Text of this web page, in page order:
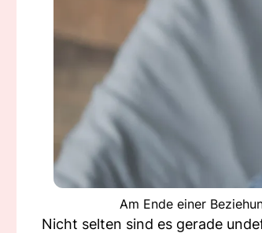
Am Ende einer
Nicht selten sind es gerade